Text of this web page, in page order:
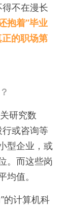
不在漫长
抱着“毕业
的职场第
研究数
或咨询等
型企业，或
。而这些岗
值。
的计算机科